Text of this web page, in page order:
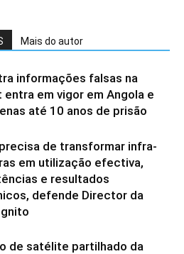
Mais do autor
informações falsas na
em vigor em Angola e
até 10 anos de prisão
de transformar infra-
em utilização efectiva,
e resultados
defende Director da
de satélite partilhado da